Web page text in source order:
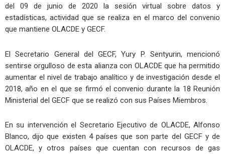
del 09 de junio de 2020 la sesión virtual sobre datos y
estadísticas, actividad que se realiza en el marco del convenio
que mantiene OLACDE y GECF.
El Secretario General del GECF, Yury P. Sentyurin, mencionó
sentirse orgulloso de esta alianza con OLACDE que ha permitido
aumentar el nivel de trabajo analítico y de investigación desde el
2018, año en el que se firmó el convenio durante la 18 Reunión
Ministerial del GECF que se realizó con sus Países Miembros.
En su intervención el Secretario Ejecutivo de OLACDE, Alfonso
Blanco, dijo que existen 4 países que son parte del GECF y de
OLACDE, y otros países que cuentan con recursos de gas